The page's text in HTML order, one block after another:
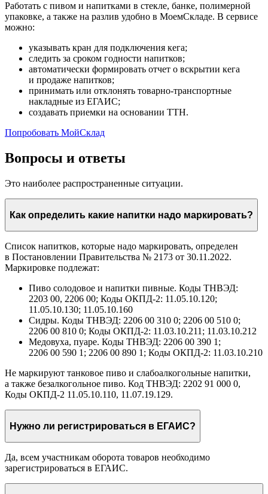
Работать с пивом и напитками в стекле, банке, полимерной
упаковке, а также на разлив удобно в МоемСкладе. В сервисе
можно:
указывать кран для подключения кега;
следить за сроком годности напитков;
автоматически формировать отчет о вскрытии кега
и продаже напитков;
принимать или отклонять товарно-транспортные
накладные из ЕГАИС;
создавать приемки на основании ТТН.
Попробовать МойСклад
Вопросы и ответы
Это наиболее распространенные ситуации.
Как определить какие напитки надо маркировать?
Список напитков, которые надо маркировать, определен
в Постановлении Правительства № 2173 от 30.11.2022.
Маркировке подлежат:
Пиво солодовое и напитки пивные. Коды ТНВЭД:
2203 00, 2206 00; Коды ОКПД‑2: 11.05.10.120;
11.05.10.130; 11.05.10.160
Сидры. Коды ТНВЭД: 2206 00 310 0; 2206 00 510 0;
2206 00 810 0; Коды ОКПД‑2: 11.03.10.211; 11.03.10.212
Медовуха, пуаре. Коды ТНВЭД: 2206 00 390 1;
2206 00 590 1; 2206 00 890 1; Коды ОКПД‑2: 11.03.10.210
Не маркируют танковое пиво и слабоалкогольные напитки,
а также безалкогольное пиво. Код ТНВЭД: 2202 91 000 0,
Коды ОКПД‑2 11.05.10.110, 11.07.19.129.
Нужно ли регистрироваться в ЕГАИС?
Да, всем участникам оборота товаров необходимо
зарегистрироваться в ЕГАИС.